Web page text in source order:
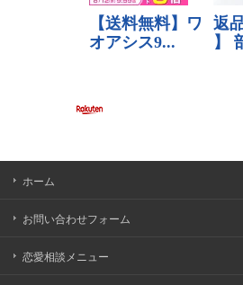
ホーム
お問い合わせフォーム
恋愛相談メニュー